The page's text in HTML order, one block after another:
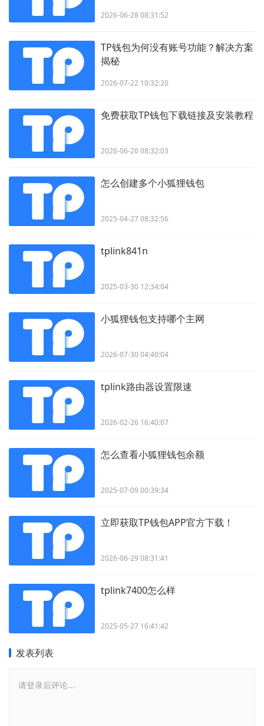
2026-06-28 08:31:52
TP钱包为何没有账号功能？解决方案
揭秘
2026-07-22 10:32:20
免费获取TP钱包下载链接及安装教程
2026-06-20 08:32:03
怎么创建多个小狐狸钱包
2025-04-27 08:32:56
tplink841n
2025-03-30 12:34:04
小狐狸钱包支持哪个主网
2026-07-30 04:40:04
tplink路由器设置限速
2026-02-26 16:40:07
怎么查看小狐狸钱包余额
2025-07-09 00:39:34
立即获取TP钱包APP官方下载！
2026-06-29 08:31:41
tplink7400怎么样
2025-05-27 16:41:42
发表列表
请登录后评论...